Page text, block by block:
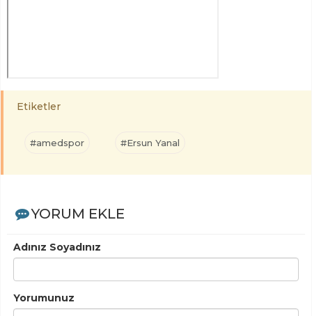
Etiketler
#amedspor #Ersun Yanal
YORUM EKLE
Adınız Soyadınız
Yorumunuz